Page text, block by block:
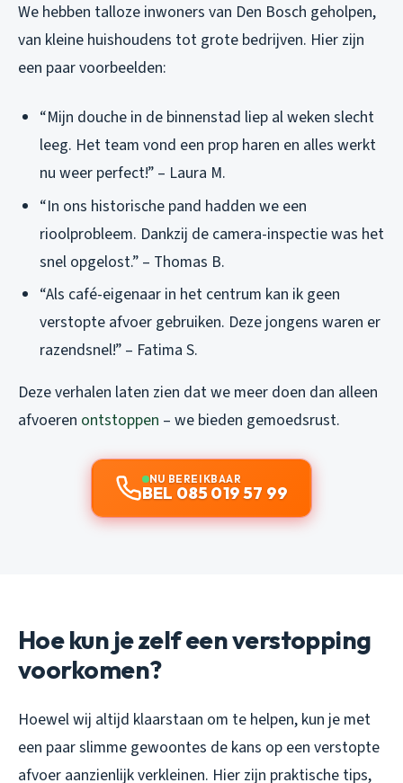
We hebben talloze inwoners van Den Bosch geholpen,
van kleine huishoudens tot grote bedrijven. Hier zijn
een paar voorbeelden:
“Mijn douche in de binnenstad liep al weken slecht
leeg. Het team vond een prop haren en alles werkt
nu weer perfect!” – Laura M.
“In ons historische pand hadden we een
rioolprobleem. Dankzij de camera-inspectie was het
snel opgelost.” – Thomas B.
“Als café-eigenaar in het centrum kan ik geen
verstopte afvoer gebruiken. Deze jongens waren er
razendsnel!” – Fatima S.
Deze verhalen laten zien dat we meer doen dan alleen
afvoeren ontstoppen – we bieden gemoedsrust.
NU BEREIKBAAR
BEL 085 019 57 99
Hoe kun je zelf een verstopping
voorkomen?
Hoewel wij altijd klaarstaan om te helpen, kun je met
een paar slimme gewoontes de kans op een verstopte
afvoer aanzienlijk verkleinen. Hier zijn praktische tips,